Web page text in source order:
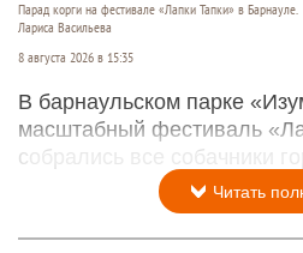
Парад корги на фестивале «Лапки Тапки» в Барнауле.
Лариса Васильева
8 августа 2026 в 15:35
В барнаульском парке
масштабный фестиваль
собрались все собачники
Читать